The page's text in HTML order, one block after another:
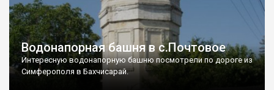
Водонапорная башня в с.Почтовое
Интересную водонапорную башню посмотрели по дороге из
Симферополя в Бахчисарай.